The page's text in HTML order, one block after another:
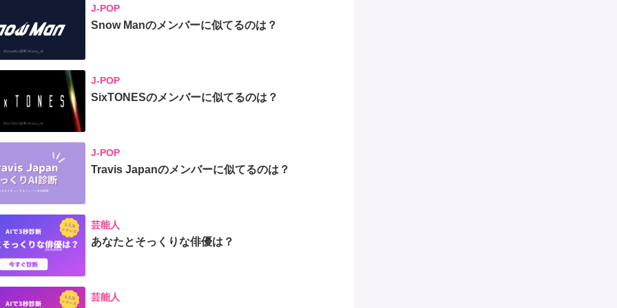
J-POP
Snow Manのメンバーに似てるのは？
J-POP
SixTONESのメンバーに似てるのは？
J-POP
Travis Japanのメンバーに似てるのは？
芸能人
あなたとそっくりな俳優は？
芸能人